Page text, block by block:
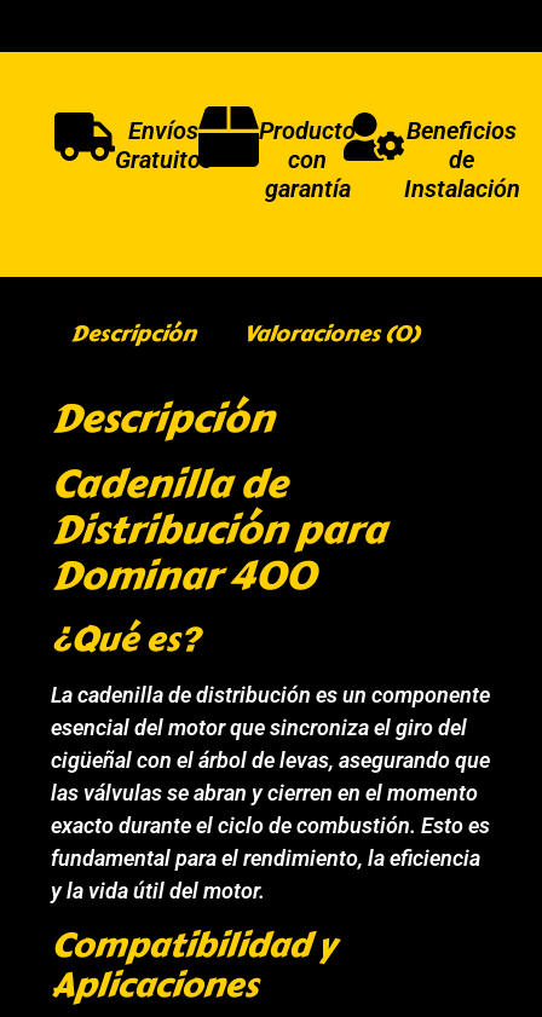
Envíos
Gratuitos
Producto
con
garantía
Beneficios
de
Instalación
Descripción Valoraciones (0)
Descripción
Cadenilla de
Distribución para
Dominar 400
¿Qué es?
La cadenilla de distribución es un componente
esencial del motor que sincroniza el giro del
cigüeñal con el árbol de levas, asegurando que
las válvulas se abran y cierren en el momento
exacto durante el ciclo de combustión. Esto es
fundamental para el rendimiento, la eficiencia
y la vida útil del motor.
Compatibilidad y
Aplicaciones